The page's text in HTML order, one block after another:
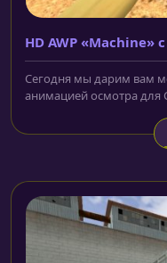
HD AWP
Сегодня мы дарим вам
анимацией осмотра для